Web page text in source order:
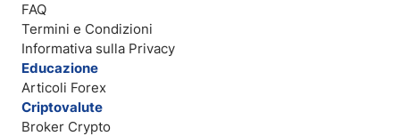
FAQ
Termini e Condizioni
Informativa sulla Privacy
Educazione
Articoli Forex
Criptovalute
Broker Crypto